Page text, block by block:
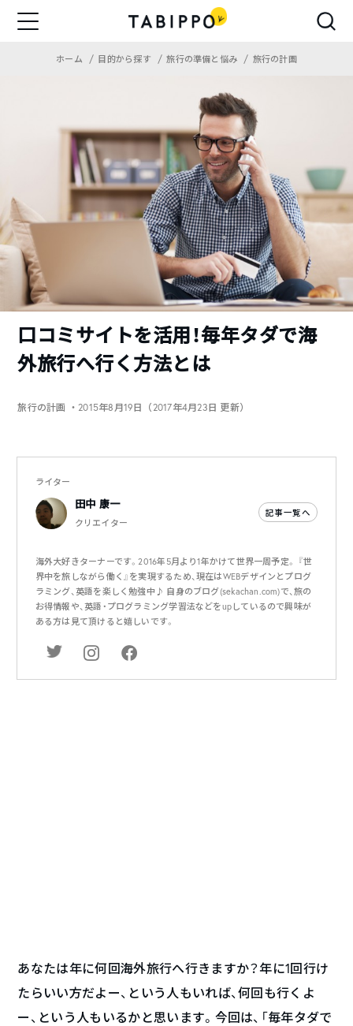
ホーム 目的から探す 旅行の準備と悩み 旅行の計画
口コミサイトを活用！毎年タダで海
外旅行へ行く方法とは
旅行の計画 ・2015年8月19日（2017年4月23日 更新）
ライター
田中 康一
クリエイター
記事一覧へ
海外大好きターナーです。2016年5月より1年かけて世界一周予定。 『世
界中を旅しながら働く』を実現するため、現在はWEBデザインとプログ
ラミング、英語を楽しく勉強中♪ 自身のブログ(sekachan.com)で、旅の
お得情報や、英語・プログラミング学習法などをupしているので興味が
ある方は見て頂けると嬉しいです。
あなたは年に何回海外旅行へ行きますか？年に1回行け
たらいい方だよー、という人もいれば、何回も行くよ
ー、という人もいるかと思います。今回は、「毎年タダで